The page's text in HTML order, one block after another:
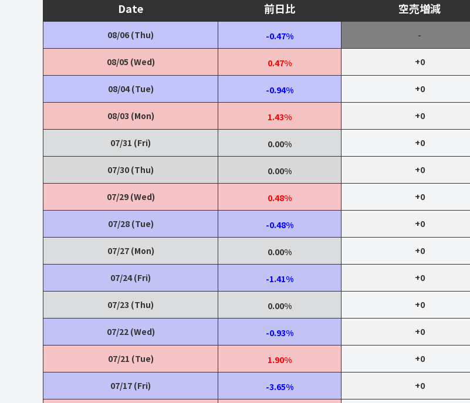
Date
前日比 空売増減
08/06 (Thu) -0.47% -
08/05 (Wed)
0.47% +0
08/04 (Tue)
-0.94% +0
08/03 (Mon)
1.43% +0
07/31 (Fri)
0.00% +0
07/30 (Thu)
0.00% +0
07/29 (Wed)
0.48% +0
07/28 (Tue)
-0.48% +0
07/27 (Mon)
0.00% +0
07/24 (Fri)
-1.41% +0
07/23 (Thu)
0.00% +0
07/22 (Wed)
-0.93% +0
07/21 (Tue)
1.90% +0
07/17 (Fri)
-3.65% +0